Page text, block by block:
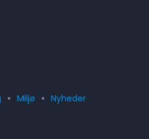
Miljø Nyheder